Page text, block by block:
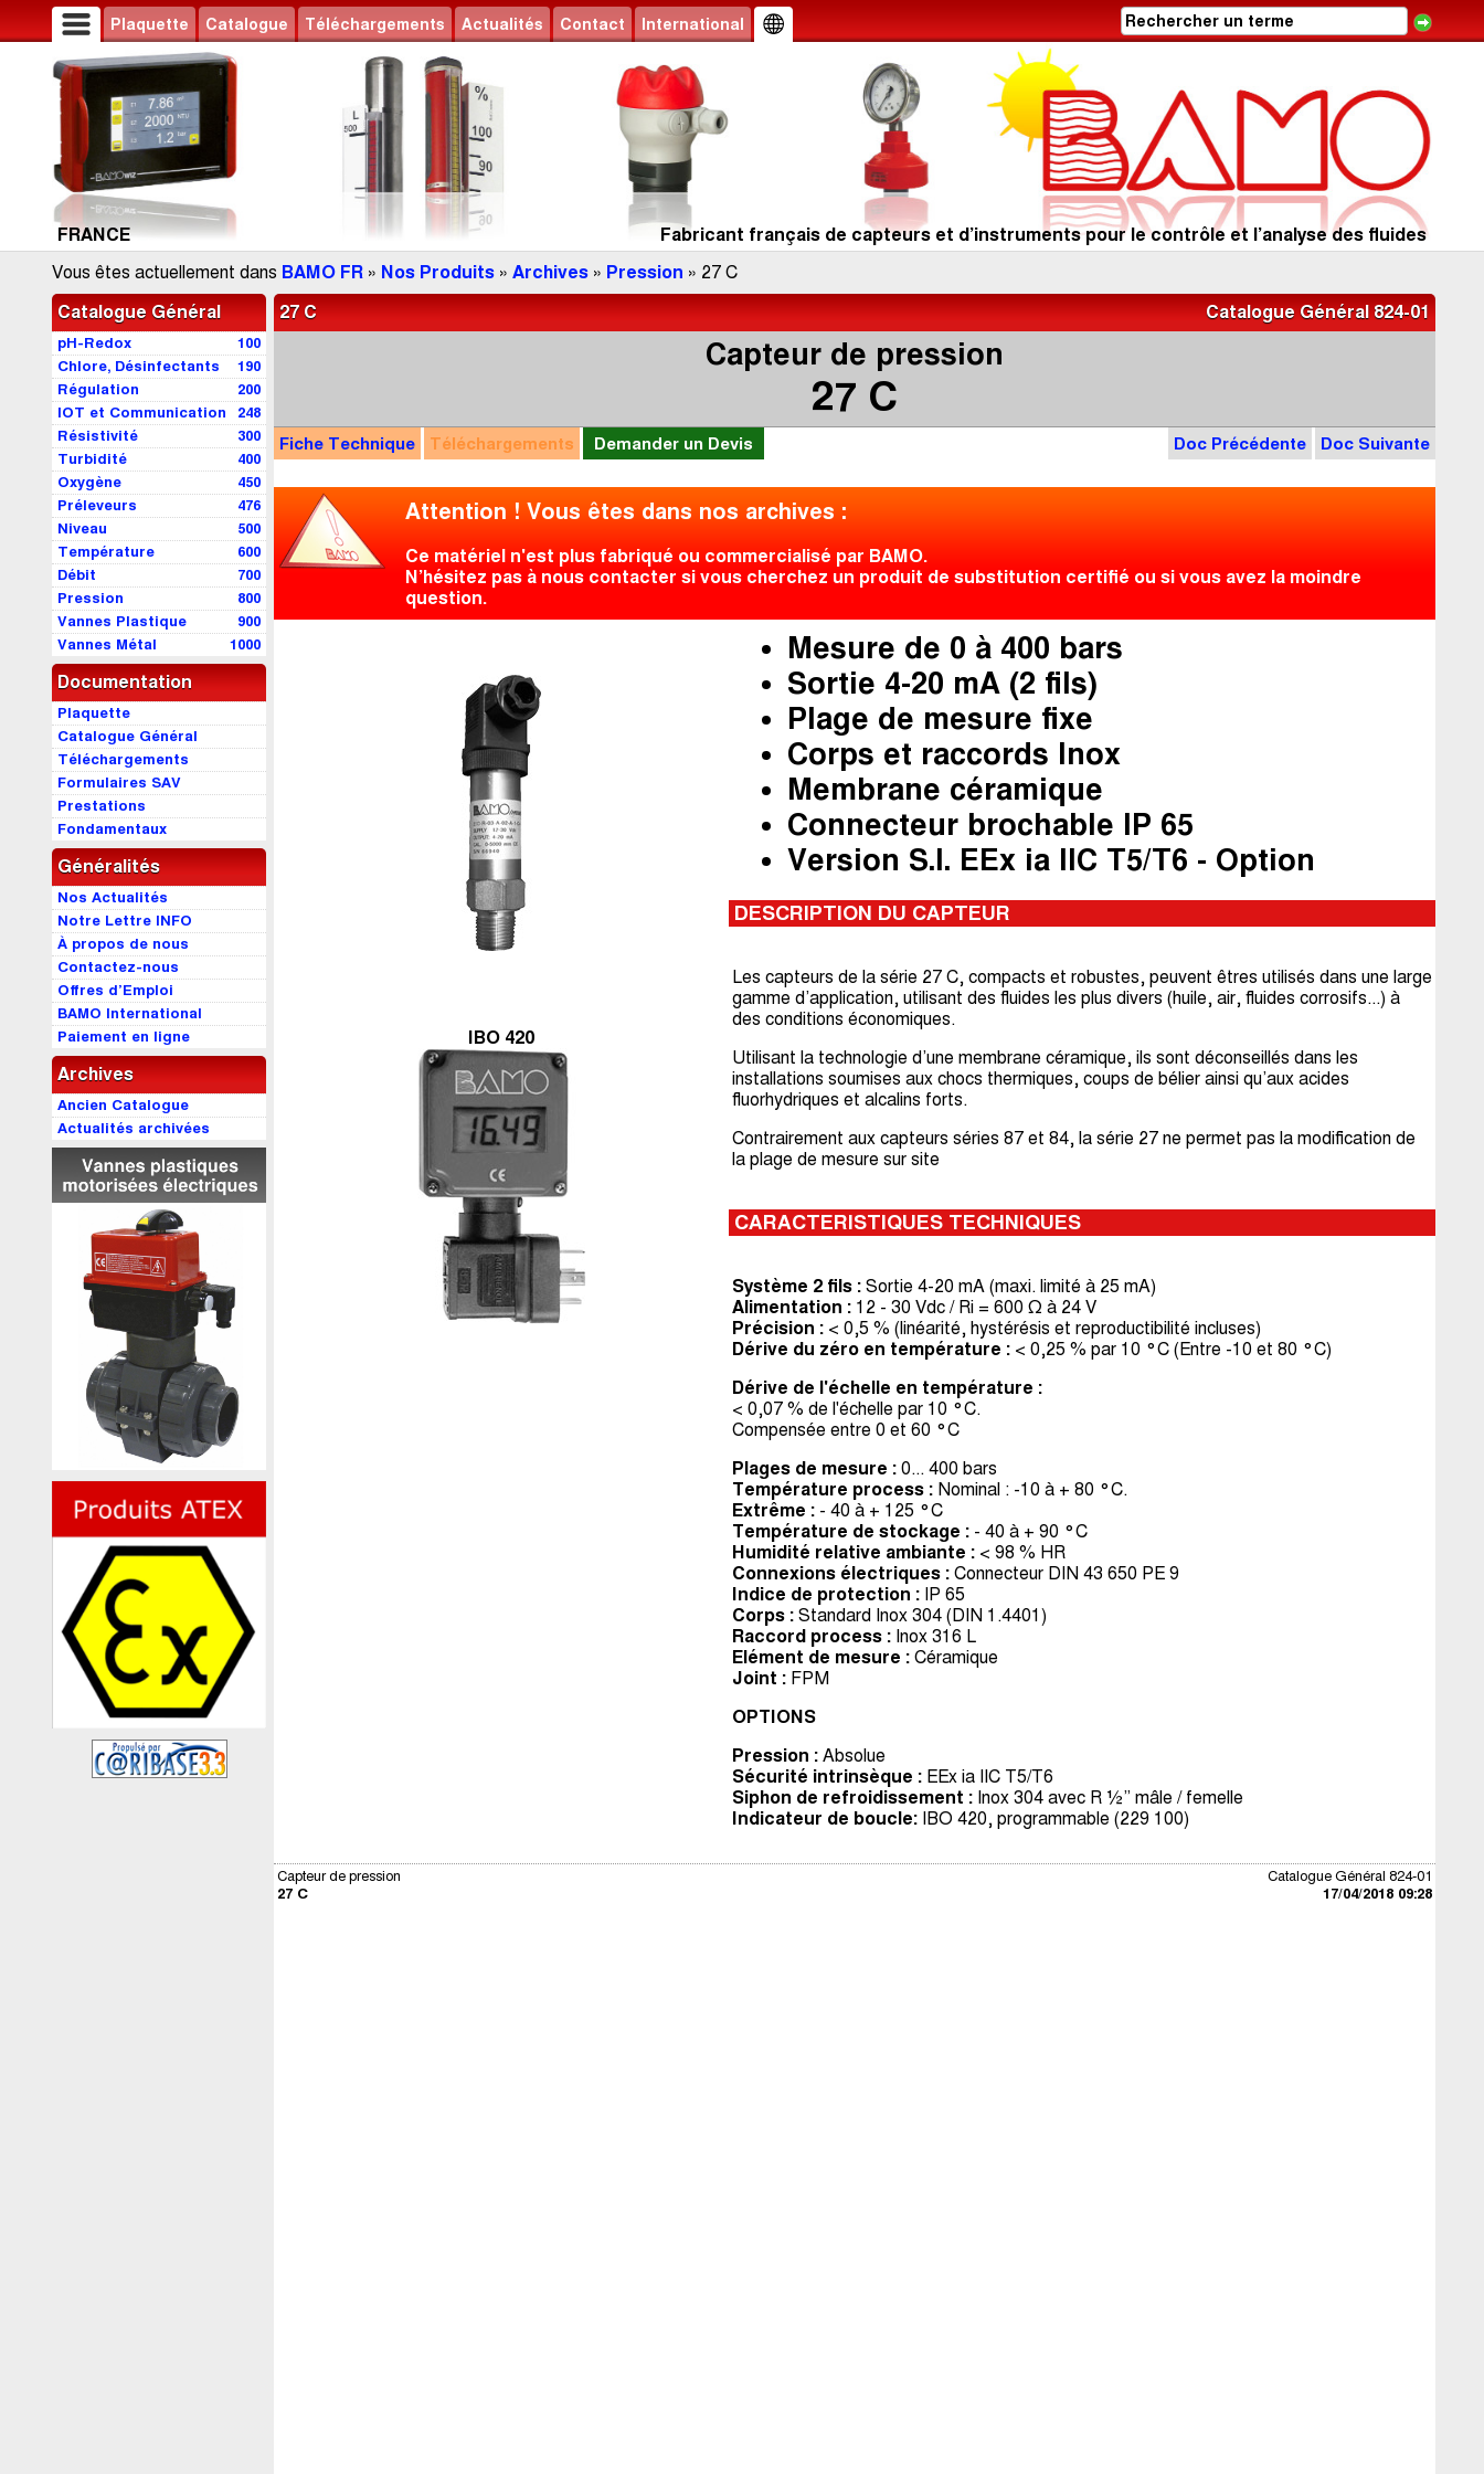
Plaquette Catalogue Téléchargements Actualités Contact International
FRANCE
Fabricant français de capteurs et d’instruments pour le contrôle et l’analyse des fluides
Vous êtes actuellement dans BAMO FR » Nos Produits » Archives » Pression » 27 C
Catalogue Général
100
pH-Redox
190
Chlore, Désinfectants
200
Régulation
248
IOT et Communication
300
Résistivité
400
Turbidité
450
Oxygène
476
Préleveurs
500
Niveau
600
Température
700
Débit
800
Pression
900
Vannes Plastique
1000
Vannes Métal
Documentation
Plaquette
Catalogue Général
Téléchargements
Formulaires SAV
Prestations
Fondamentaux
Généralités
Nos Actualités
Notre Lettre INFO
À propos de nous
Contactez-nous
Offres d’Emploi
BAMO International
Paiement en ligne
Archives
Ancien Catalogue
Actualités archivées
Catalogue Général 824-01
27 C
Capteur de pression
27 C
Doc Précédente Doc Suivante
Fiche Technique Téléchargements Demander un Devis
Attention ! Vous êtes dans nos archives :
Ce matériel n'est plus fabriqué ou commercialisé par BAMO.
N’hésitez pas à nous contacter si vous cherchez un produit de substitution certifié ou si vous avez la moindre
question.
IBO 420
Mesure de 0 à 400 bars
Sortie 4-20 mA (2 fils)
Plage de mesure fixe
Corps et raccords Inox
Membrane céramique
Connecteur brochable IP 65
Version S.I. EEx ia IIC T5/T6 - Option
DESCRIPTION DU CAPTEUR
Les capteurs de la série 27 C, compacts et robustes, peuvent êtres utilisés dans une large
gamme d’application, utilisant des fluides les plus divers (huile, air, fluides corrosifs...) à
des conditions économiques.
Utilisant la technologie d’une membrane céramique, ils sont déconseillés dans les
installations soumises aux chocs thermiques, coups de bélier ainsi qu’aux acides
fluorhydriques et alcalins forts.
Contrairement aux capteurs séries 87 et 84, la série 27 ne permet pas la modification de
la plage de mesure sur site
CARACTERISTIQUES TECHNIQUES
Système 2 fils : Sortie 4-20 mA (maxi. limité à 25 mA)
Alimentation : 12 - 30 Vdc / Ri = 600 Ω à 24 V
Précision : < 0,5 % (linéarité, hystérésis et reproductibilité incluses)
Dérive du zéro en température : < 0,25 % par 10 °C (Entre -10 et 80 °C)
Dérive de l'échelle en température :
< 0,07 % de l'échelle par 10 °C.
Compensée entre 0 et 60 °C
Plages de mesure : 0... 400 bars
Température process : Nominal : -10 à + 80 °C.
Extrême : - 40 à + 125 °C
Température de stockage : - 40 à + 90 °C
Humidité relative ambiante : < 98 % HR
Connexions électriques : Connecteur DIN 43 650 PE 9
Indice de protection : IP 65
Corps : Standard Inox 304 (DIN 1.4401)
Raccord process : Inox 316 L
Elément de mesure : Céramique
Joint : FPM
OPTIONS
Pression : Absolue
Sécurité intrinsèque : EEx ia IIC T5/T6
Siphon de refroidissement : Inox 304 avec R ½” mâle / femelle
Indicateur de boucle: IBO 420, programmable (229 100)
Catalogue Général 824-01
17/04/2018 09:28
Capteur de pression
27 C